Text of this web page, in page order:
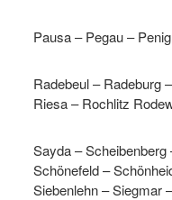
Pausa – Pegau –
Radebeul – Radeburg
Riesa – Rochlitz
Sayda –
Schönefeld –
Siebenlehn – Siegmar